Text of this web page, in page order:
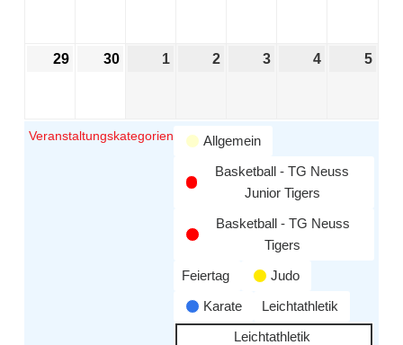
29 30 1 2 3 4 5
Veranstaltungskategorien
Allgemein
Basketball - TG Neuss
Junior Tigers
Basketball - TG Neuss
Tigers
Feiertag
Judo
Karate
Leichtathletik
Leichtathletik